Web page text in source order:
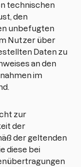
technischen
den
unbefugten
Nutzer über
Daten zu
an den
im
zur
der
der geltenden
diese bei